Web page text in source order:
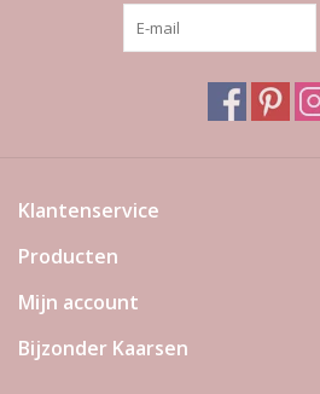
Klantenservice
Producten
Mijn account
Bijzonder Kaarsen